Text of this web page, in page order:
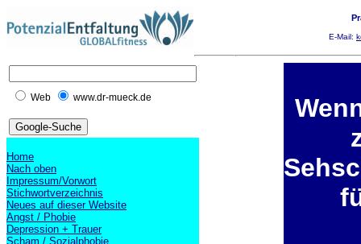
E-Mail:
Web www.dr-mueck.de
Home
Nach oben
Impressum/Vorwort
Stichwortverzeichnis
Neues auf dieser Website
Angst / Phobie
Depression + Trauer
Scham / Sozialphobie